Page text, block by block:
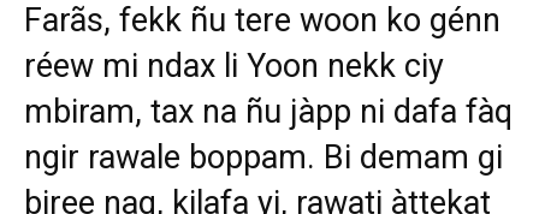
Farãs, fekk ñu tere woon ko génn
réew mi ndax li Yoon nekk ciy
mbiram, tax na ñu jàpp ni dafa fàq
ngir rawale boppam. Bi demam gi
biree nag, kilafa yi, rawati àttekat